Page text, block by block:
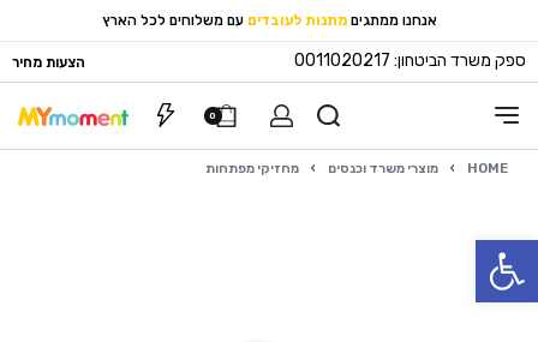
פתח סרגל נגישות
אנחנו ממתגים מתנות לעובדים עם משלוחים לכל הארץ
ספק משרד הביטחון: 0011020217 הצעות מחיר
0
HOME
› מוצרי משרד וכנסים › מחזיקי מפתחות